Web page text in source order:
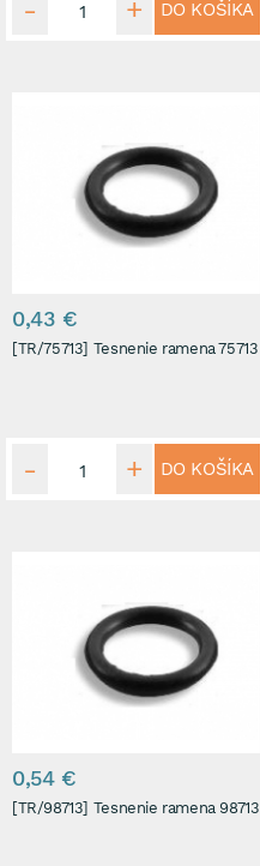
DO KOŠÍKA
0,43 €
[TR/75713] Tesnenie ramena 75713
DO KOŠÍKA
0,54 €
[TR/98713] Tesnenie ramena 98713